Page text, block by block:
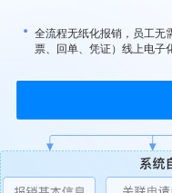
全流程无纸化报销，员工无
票、回单、凭证）线上电子